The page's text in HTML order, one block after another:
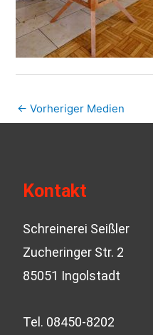
← Vorheriger Medien
Kontakt
Schreinerei Seißler
Zucheringer Str. 2
85051 Ingolstadt
Tel. 08450-8202